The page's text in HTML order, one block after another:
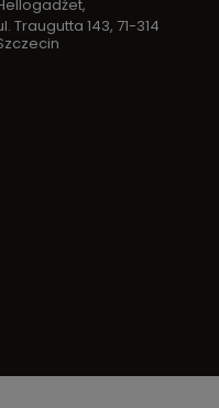
,
Traugutta 143, 71-314